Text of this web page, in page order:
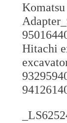
Hitachi